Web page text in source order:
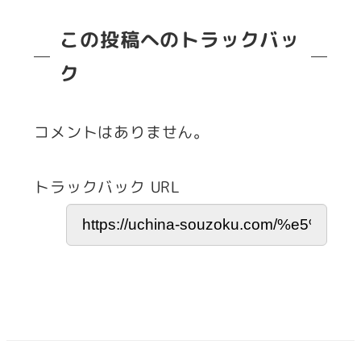
この投稿へのトラックバッ
ク
コメントはありません。
トラックバック URL